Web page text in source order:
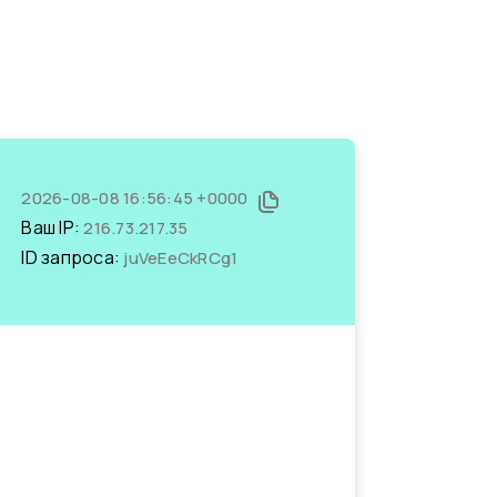
2026-08-08 16:56:45 +0000
Ваш IP:216.73.217.35
ID запроса: juVeEeCkRCg1